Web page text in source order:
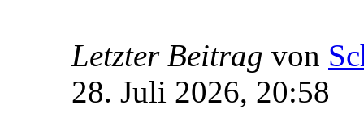
Letzter Beitrag von
28. Juli 2026, 20:58